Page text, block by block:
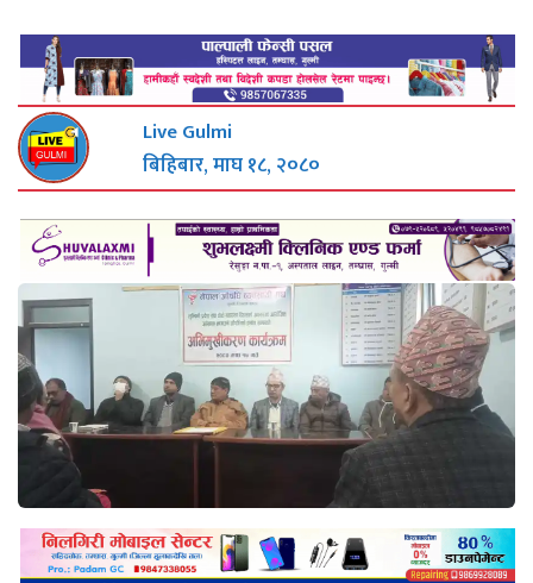
Live Gulmi
बिहिबार, माघ १८, २०८०